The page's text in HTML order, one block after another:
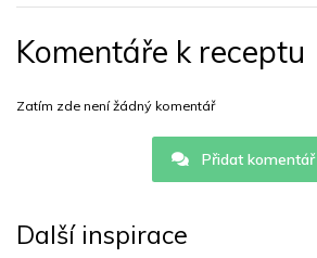
Komentáře k receptu
Zatím zde není žádný komentář
Přidat komentář
Další inspirace